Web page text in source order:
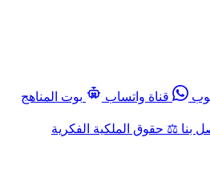
قناة واتساب
بوت المناهج
بنا ⚖️ حقوق الملكية الفكرية